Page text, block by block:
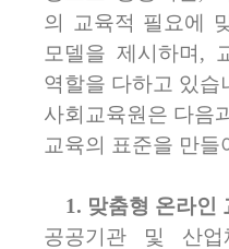
의 교육적 필요에
모델을 제시하며,
역할을 다하고 있습
사회교육원은 다음
교육의 표준을 만
1. 맞춤형 온라인
공공기관 및 산업